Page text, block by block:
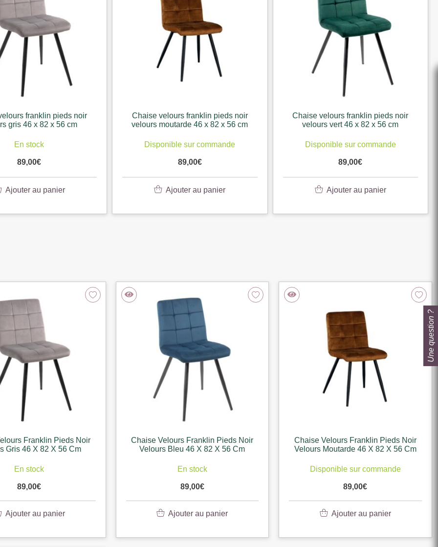
franklin pieds noir
gris 46 x 82 x 56 cm
En stock
89,00€
Ajouter au panier
Chaise velours franklin pieds noir
velours moutarde 46 x 82 x 56 cm
Disponible sur commande
89,00€
Ajouter au panier
Chaise velours franklin pieds noir
velours vert 46 x 82 x 56 cm
Disponible sur commande
89,00€
Ajouter au panier
Franklin Pieds Noir
Gris 46 X 82 X 56 Cm
En stock
89,00€
Ajouter au panier
Chaise Velours Franklin Pieds Noir
Velours Bleu 46 X 82 X 56 Cm
En stock
89,00€
Ajouter au panier
Chaise Velours Franklin Pieds Noir
Velours Moutarde 46 X 82 X 56 Cm
Disponible sur commande
89,00€
Ajouter au panier
Une question ?